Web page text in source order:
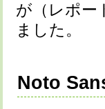
が（レポー
ました。
Noto